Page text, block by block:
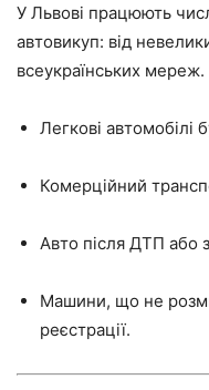
У Львові працюють
автовикуп: від
всеукраїнських
Легкові автомобілі
Комерційний
Авто після ДТП або
Машини, що не
реєстрації.